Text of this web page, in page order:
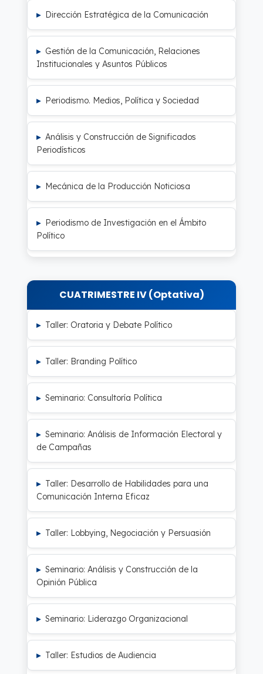
Dirección Estratégica de la Comunicación
Gestión de la Comunicación, Relaciones
Institucionales y Asuntos Públicos
Periodismo. Medios, Política y Sociedad
Análisis y Construcción de Significados
Periodísticos
Mecánica de la Producción Noticiosa
Periodismo de Investigación en el Ámbito
Político
CUATRIMESTRE IV (Optativa)
Taller: Oratoria y Debate Político
Taller: Branding Político
Seminario: Consultoría Política
Seminario: Análisis de Información Electoral y
de Campañas
Taller: Desarrollo de Habilidades para una
Comunicación Interna Eficaz
Taller: Lobbying, Negociación y Persuasión
Seminario: Análisis y Construcción de la
Opinión Pública
Seminario: Liderazgo Organizacional
Taller: Estudios de Audiencia